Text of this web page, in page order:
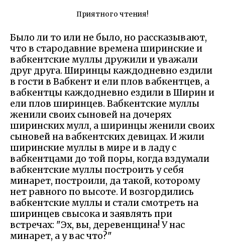
Приятного чтения!
Было ли то или не было, но рассказывают,
что в стародавние времена ширинские и
вабкентские муллы дружили и уважали
друг друга. Ширинцы каждодневно ездили
в гости в Вабкент и ели плов вабкентцев, а
вабкентцы каждодневно ездили в Ширин и
ели плов ширинцев. Вабкентские муллы
женили своих сыновей на дочерях
ширинских мулл, а ширинцы женили своих
сыновей на вабкентских девицах. И жили
ширинские муллы в мире и в ладу с
вабкентцами до той поры, когда вздумали
вабкентские муллы построить у себя
минарет, построили, да такой, которому
нет равного по высоте. И возгордились
вабкентские муллы и стали смотреть на
ширинцев свысока и заявлять при
встречах: "Эх, вы, деревенщина! У нас
минарет, а у вас что?"